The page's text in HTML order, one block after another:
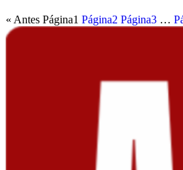
« Antes Página1 Página2 Página3 …